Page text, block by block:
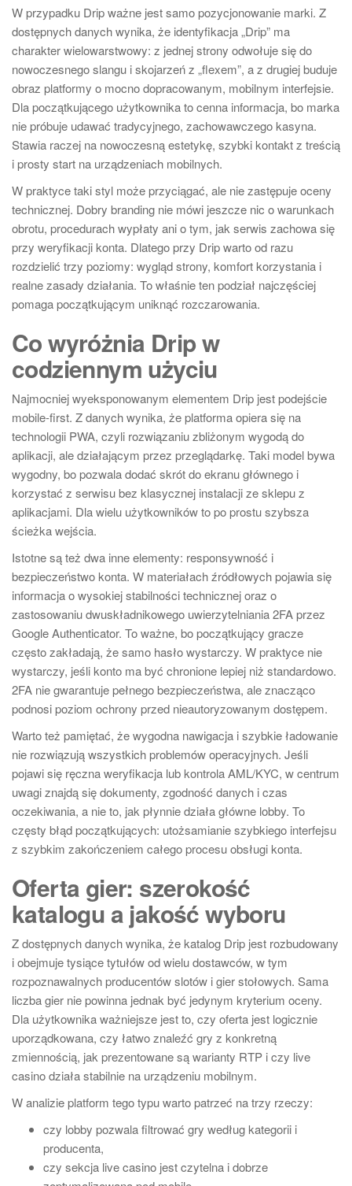
W przypadku Drip ważne jest samo pozycjonowanie marki. Z
dostępnych danych wynika, że identyfikacja „Drip” ma
charakter wielowarstwowy: z jednej strony odwołuje się do
nowoczesnego slangu i skojarzeń z „flexem”, a z drugiej buduje
obraz platformy o mocno dopracowanym, mobilnym interfejsie.
Dla początkującego użytkownika to cenna informacja, bo marka
nie próbuje udawać tradycyjnego, zachowawczego kasyna.
Stawia raczej na nowoczesną estetykę, szybki kontakt z treścią
i prosty start na urządzeniach mobilnych.
W praktyce taki styl może przyciągać, ale nie zastępuje oceny
technicznej. Dobry branding nie mówi jeszcze nic o warunkach
obrotu, procedurach wypłaty ani o tym, jak serwis zachowa się
przy weryfikacji konta. Dlatego przy Drip warto od razu
rozdzielić trzy poziomy: wygląd strony, komfort korzystania i
realne zasady działania. To właśnie ten podział najczęściej
pomaga początkującym uniknąć rozczarowania.
Co wyróżnia Drip w
codziennym użyciu
Najmocniej wyeksponowanym elementem Drip jest podejście
mobile-first. Z danych wynika, że platforma opiera się na
technologii PWA, czyli rozwiązaniu zbliżonym wygodą do
aplikacji, ale działającym przez przeglądarkę. Taki model bywa
wygodny, bo pozwala dodać skrót do ekranu głównego i
korzystać z serwisu bez klasycznej instalacji ze sklepu z
aplikacjami. Dla wielu użytkowników to po prostu szybsza
ścieżka wejścia.
Istotne są też dwa inne elementy: responsywność i
bezpieczeństwo konta. W materiałach źródłowych pojawia się
informacja o wysokiej stabilności technicznej oraz o
zastosowaniu dwuskładnikowego uwierzytelniania 2FA przez
Google Authenticator. To ważne, bo początkujący gracze
często zakładają, że samo hasło wystarczy. W praktyce nie
wystarczy, jeśli konto ma być chronione lepiej niż standardowo.
2FA nie gwarantuje pełnego bezpieczeństwa, ale znacząco
podnosi poziom ochrony przed nieautoryzowanym dostępem.
Warto też pamiętać, że wygodna nawigacja i szybkie ładowanie
nie rozwiązują wszystkich problemów operacyjnych. Jeśli
pojawi się ręczna weryfikacja lub kontrola AML/KYC, w centrum
uwagi znajdą się dokumenty, zgodność danych i czas
oczekiwania, a nie to, jak płynnie działa główne lobby. To
częsty błąd początkujących: utożsamianie szybkiego interfejsu
z szybkim zakończeniem całego procesu obsługi konta.
Oferta gier: szerokość
katalogu a jakość wyboru
Z dostępnych danych wynika, że katalog Drip jest rozbudowany
i obejmuje tysiące tytułów od wielu dostawców, w tym
rozpoznawalnych producentów slotów i gier stołowych. Sama
liczba gier nie powinna jednak być jedynym kryterium oceny.
Dla użytkownika ważniejsze jest to, czy oferta jest logicznie
uporządkowana, czy łatwo znaleźć gry z konkretną
zmiennością, jak prezentowane są warianty RTP i czy live
casino działa stabilnie na urządzeniu mobilnym.
W analizie platform tego typu warto patrzeć na trzy rzeczy:
czy lobby pozwala filtrować gry według kategorii i
producenta,
czy sekcja live casino jest czytelna i dobrze